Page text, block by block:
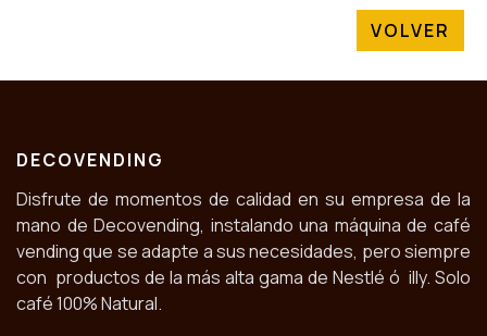
VOLVER
DECOVENDING
Disfrute de momentos de calidad en su empresa de la
mano de Decovending, instalando una máquina de café
vending que se adapte a sus necesidades, pero siempre
con productos de la más alta gama de Nestlé ó illy. Solo
café 100% Natural.